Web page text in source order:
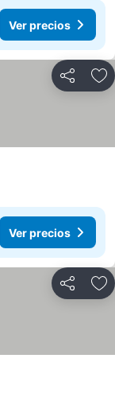
Ver precios
Compartir
Ver precios
Compartir